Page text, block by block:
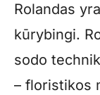
Rolandas
kūrybingi.
sodo
– floristikos